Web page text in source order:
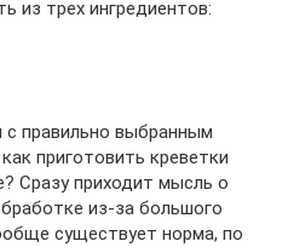
из трех ингредиентов:
правильно выбранным
приготовить креветки
Сразу приходит мысль о
из-за большого
существует норма, по